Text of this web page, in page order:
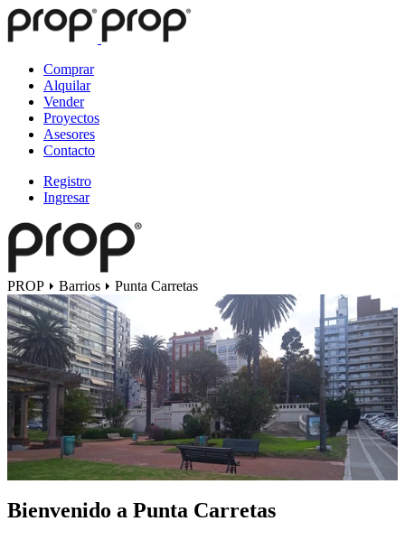
Comprar
Alquilar
Vender
Proyectos
Asesores
Contacto
Registro
Ingresar
PROP Barrios Punta Carretas
Bienvenido a Punta Carretas